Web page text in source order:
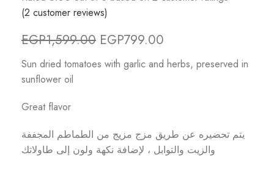
(2 customer reviews)
EGP1,599.00 EGP799.00
Sun dried tomatoes with garlic and herbs, preserved in
sunflower oil
Great flavor
يتم تحضيره عن طريق مزج مزيج من الطماطم المجففة
والزيت والتوابل ، لإضافة نكهة ولون إلى طاولاتك